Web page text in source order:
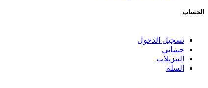
الحساب
تسجيل الدخول
حسابي
التنزيلات
السلة